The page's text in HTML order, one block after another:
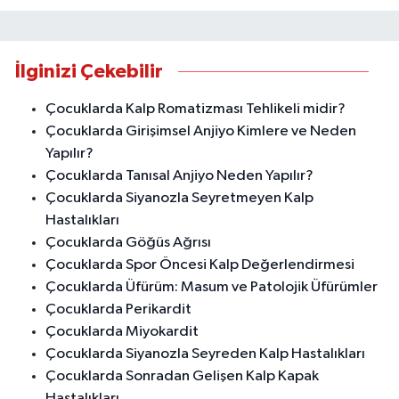
İlginizi Çekebilir
Çocuklarda Kalp Romatizması Tehlikeli midir?
Çocuklarda Girişimsel Anjiyo Kimlere ve Neden
Yapılır?
Çocuklarda Tanısal Anjiyo Neden Yapılır?
Çocuklarda Siyanozla Seyretmeyen Kalp
Hastalıkları
Çocuklarda Göğüs Ağrısı
Çocuklarda Spor Öncesi Kalp Değerlendirmesi
Çocuklarda Üfürüm: Masum ve Patolojik Üfürümler
Çocuklarda Perikardit
Çocuklarda Miyokardit
Çocuklarda Siyanozla Seyreden Kalp Hastalıkları
Çocuklarda Sonradan Gelişen Kalp Kapak